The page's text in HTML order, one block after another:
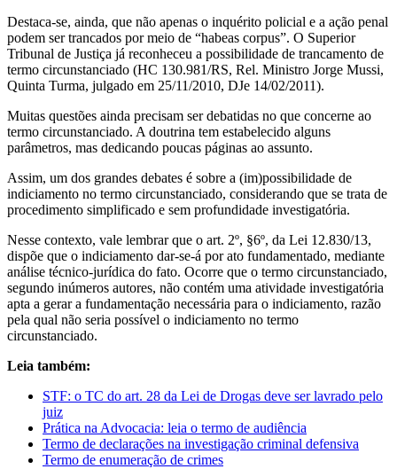
Destaca-se, ainda, que não apenas o inquérito policial e a ação penal
podem ser trancados por meio de “habeas corpus”. O Superior
Tribunal de Justiça já reconheceu a possibilidade de trancamento de
termo circunstanciado (HC 130.981/RS, Rel. Ministro Jorge Mussi,
Quinta Turma, julgado em 25/11/2010, DJe 14/02/2011).
Muitas questões ainda precisam ser debatidas no que concerne ao
termo circunstanciado. A doutrina tem estabelecido alguns
parâmetros, mas dedicando poucas páginas ao assunto.
Assim, um dos grandes debates é sobre a (im)possibilidade de
indiciamento no termo circunstanciado, considerando que se trata de
procedimento simplificado e sem profundidade investigatória.
Nesse contexto, vale lembrar que o art. 2º, §6º, da Lei 12.830/13,
dispõe que o indiciamento dar-se-á por ato fundamentado, mediante
análise técnico-jurídica do fato. Ocorre que o termo circunstanciado,
segundo inúmeros autores, não contém uma atividade investigatória
apta a gerar a fundamentação necessária para o indiciamento, razão
pela qual não seria possível o indiciamento no termo
circunstanciado.
Leia também:
STF: o TC do art. 28 da Lei de Drogas deve ser lavrado pelo
juiz
Prática na Advocacia: leia o termo de audiência
Termo de declarações na investigação criminal defensiva
Termo de enumeração de crimes